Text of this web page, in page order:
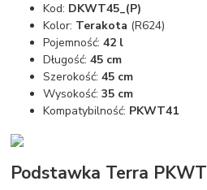
Kod: DKWT45_(P)
Kolor: Terakota (R624)
Pojemność:42 l
Długość:45 cm
Szerokość:45 cm
Wysokość:35 cm
Kompatybilność: PKWT41
Podstawka Terra PKWT